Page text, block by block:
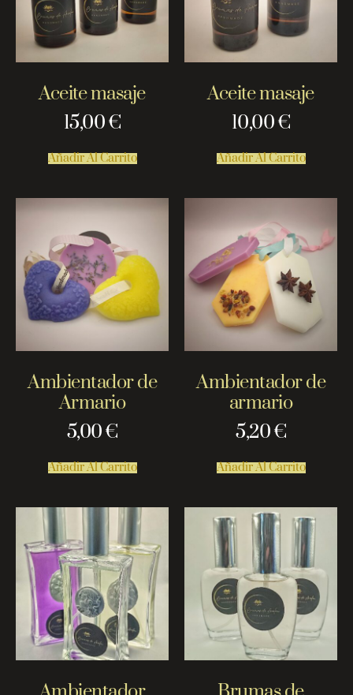
Aceite masaje
15,00€
Añadir Al Carrito
Aceite masaje
10,00€
Añadir Al Carrito
Ambientador de
Armario
5,00€
Añadir Al Carrito
Ambientador de
armario
5,20€
Añadir Al Carrito